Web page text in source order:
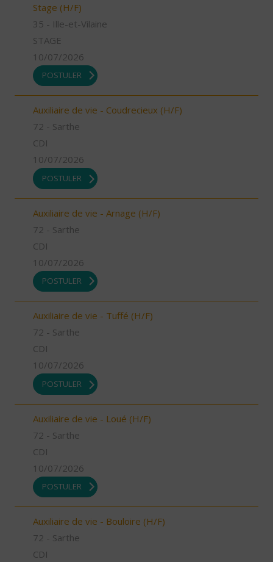
Stage (H/F)
35 - Ille-et-Vilaine
STAGE
10/07/2026
POSTULER
Auxiliaire de vie - Coudrecieux (H/F)
72 - Sarthe
CDI
10/07/2026
POSTULER
Auxiliaire de vie - Arnage (H/F)
72 - Sarthe
CDI
10/07/2026
POSTULER
Auxiliaire de vie - Tuffé (H/F)
72 - Sarthe
CDI
10/07/2026
POSTULER
Auxiliaire de vie - Loué (H/F)
72 - Sarthe
CDI
10/07/2026
POSTULER
Auxiliaire de vie - Bouloire (H/F)
72 - Sarthe
CDI